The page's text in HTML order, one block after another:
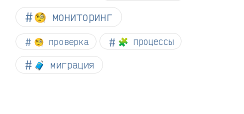
🧐 мониторинг
🧐 проверка 🧩 процессы
🧳 миграция